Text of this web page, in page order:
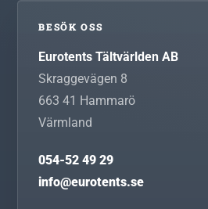
BESÖK OSS
Eurotents Tältvärlden AB
Skraggevägen 8
663 41 Hammarö
Värmland
054-52 49 29
info@eurotents.se